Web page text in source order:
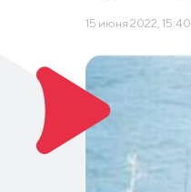
15 июня 2022, 15:40